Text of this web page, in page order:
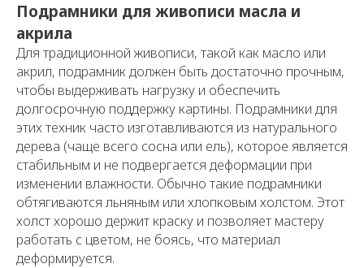
Подрамники для живописи масла и
акрила
Для традиционной живописи, такой как масло или
акрил, подрамник должен быть достаточно прочным,
чтобы выдерживать нагрузку и обеспечить
долгосрочную поддержку картины. Подрамники для
этих техник часто изготавливаются из натурального
дерева (чаще всего сосна или ель), которое является
стабильным и не подвергается деформации при
изменении влажности. Обычно такие подрамники
обтягиваются льняным или хлопковым холстом. Этот
холст хорошо держит краску и позволяет мастеру
работать с цветом, не боясь, что материал
деформируется.